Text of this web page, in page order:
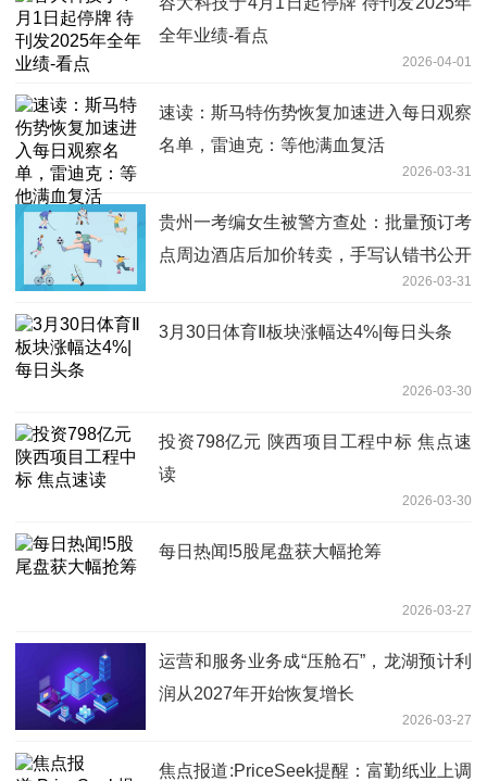
全年业绩-看点
2026-04-01
速读：斯马特伤势恢复加速进入每日观察
名单，雷迪克：等他满血复活
2026-03-31
贵州一考编女生被警方查处：批量预订考
点周边酒店后加价转卖，手写认错书公开
2026-03-31
3月30日体育Ⅱ板块涨幅达4%|每日头条
2026-03-30
投资798亿元 陕西项目工程中标 焦点速
读
2026-03-30
每日热闻!5股尾盘获大幅抢筹
2026-03-27
运营和服务业务成“压舱石”，龙湖预计利
润从2027年开始恢复增长
2026-03-27
焦点报道:PriceSeek提醒：富勤纸业上调